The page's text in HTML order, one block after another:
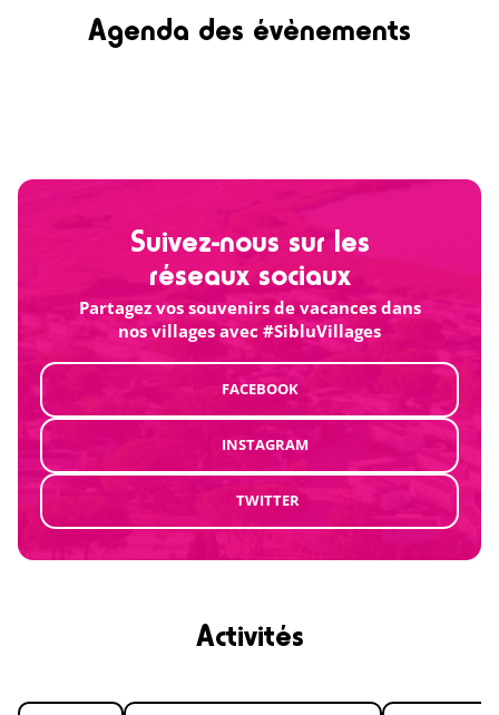
Agenda des évènements
Suivez-nous sur les
réseaux sociaux
Partagez vos souvenirs de vacances dans
nos villages avec #SibluVillages
FACEBOOK
INSTAGRAM
TWITTER
Activités